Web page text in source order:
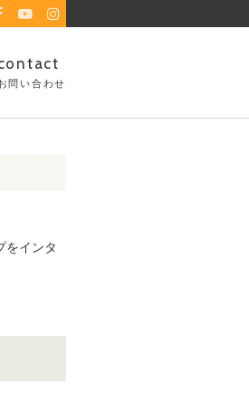
問い合わせ
をインタ